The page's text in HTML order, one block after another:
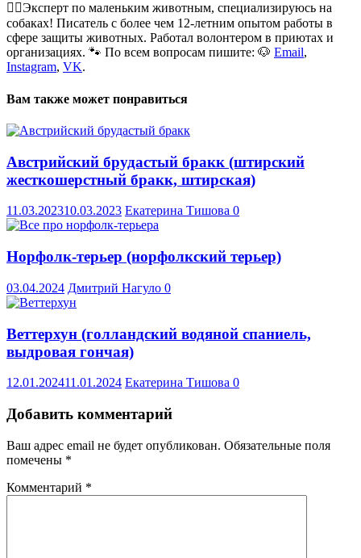
🐕‍🦺Эксперт по маленьким животным, специализируюсь на
собаках! Писатель с более чем 12-летним опытом работы в
сфере защиты животных. Работал волонтером в приютах и
организациях. 🐾 По всем вопросам пишите: 🐶 Email,
Instagram, VK.
Вам также может понравиться
Австрийский брудастый бракк (штирский
жесткошерстный бракк, штирская)
11.03.202310.03.2023 Екатерина Тишова 0
Норфолк-терьер (норфолкский терьер)
03.04.2024 Дмитрий Нагуло 0
Веттерхун (голландский водяной спаниель,
выдровая гончая)
12.01.202411.01.2024 Екатерина Тишова 0
Добавить комментарий
Ваш адрес email не будет опубликован. Обязательные поля
помечены *
Комментарий *